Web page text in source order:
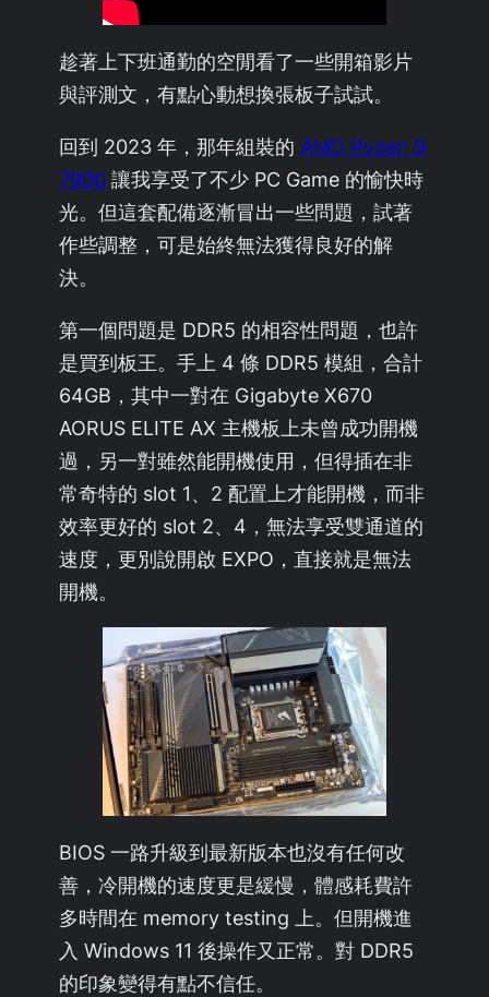
趁著上下班通勤的空閒看了一些開箱影片
與評測文，有點心動想換張板子試試。
回到 2023 年，那年組裝的 AMD Ryzen 9
7900 讓我享受了不少 PC Game 的愉快時
光。但這套配備逐漸冒出一些問題，試著
作些調整，可是始終無法獲得良好的解
決。
第一個問題是 DDR5 的相容性問題，也許
是買到板王。手上 4 條 DDR5 模組，合計
64GB，其中一對在 Gigabyte X670
AORUS ELITE AX 主機板上未曾成功開機
過，另一對雖然能開機使用，但得插在非
常奇特的 slot 1、2 配置上才能開機，而非
效率更好的 slot 2、4，無法享受雙通道的
速度，更別說開啟 EXPO，直接就是無法
開機。
BIOS 一路升級到最新版本也沒有任何改
善，冷開機的速度更是緩慢，體感耗費許
多時間在 memory testing 上。但開機進
入 Windows 11 後操作又正常。對 DDR5
的印象變得有點不信任。